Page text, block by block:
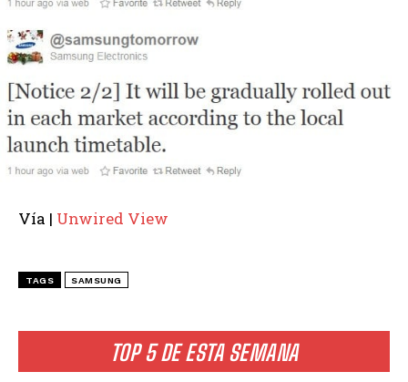
TOP 5 DE ESTA SEMANA
Vía | Unwired View
TAGS SAMSUNG